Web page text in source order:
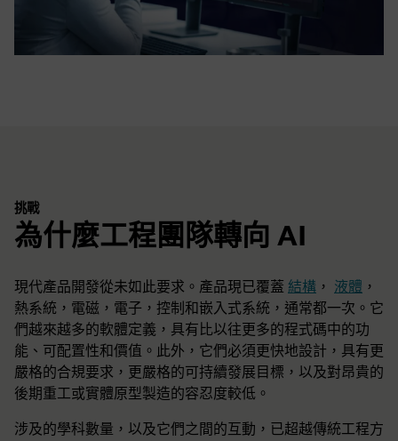
挑戰
為什麼工程團隊轉向 AI
現代產品開發從未如此要求。產品現已覆蓋 結構 ， 液體 ，
熱系統，電磁，電子，控制和嵌入式系統，通常都一次。它
們越來越多的軟體定義，具有比以往更多的程式碼中的功
能、可配置性和價值。此外，它們必須更快地設計，具有更
嚴格的合規要求，更嚴格的可持續發展目標，以及對昂貴的
後期重工或實體原型製造的容忍度較低。
涉及的學科數量，以及它們之間的互動，已超越傳統工程方